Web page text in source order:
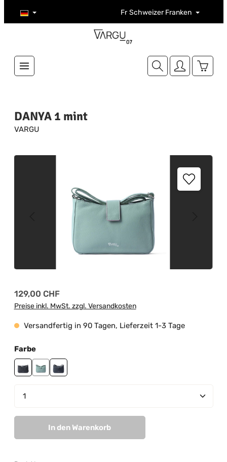
Zum Hauptinhalt springen Fr Schweizer Franken
DANYA 1 mint
VARGU
Bildergalerie überspringen
Regulärer Preis:
129,00 CHF
Preise inkl. MwSt. zzgl. Versandkosten
Versandfertig in 90 Tagen, Lieferzeit 1-3 Tage
Farbeauswählen
blackmint navy
Produkt Anzahl: Gib den gewünschten Wert ein
In den Warenkorb